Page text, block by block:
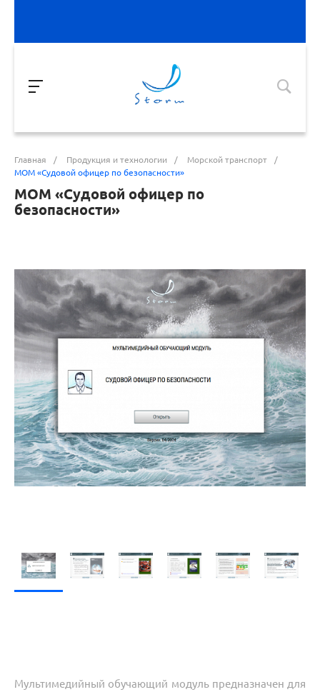
Главная / Продукция и технологии / Морской транспорт
/
МОМ «Судовой офицер по безопасности»
МОМ «Судовой офицер по
безопасности»
Мультимедийный обучающий модуль предназначен для